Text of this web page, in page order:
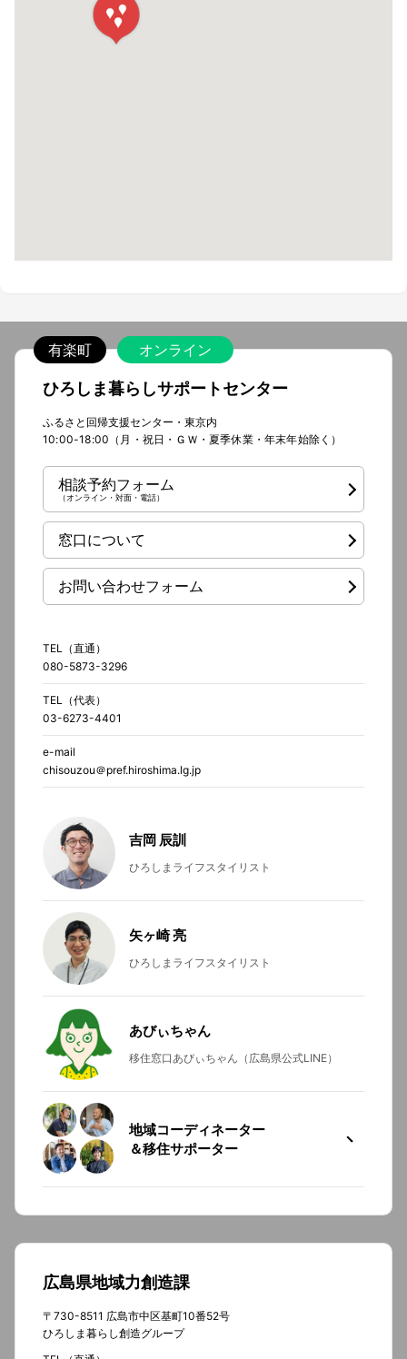
有楽町 オンライン
ひろしま暮らしサポートセンター
ふるさと回帰支援センター・東京内
10:00-18:00（月・祝日・ＧＷ・夏季休業・年末年始除く）
相談予約フォーム
（オンライン・対面・電話）
窓口について
お問い合わせフォーム
TEL（直通）
080-5873-3296
TEL（代表）
03-6273-4401
e-mail
chisouzou＠pref.hiroshima.lg.jp
吉岡 辰訓
ひろしまライフスタイリスト
矢ヶ崎 亮
ひろしまライフスタイリスト
あびぃちゃん
移住窓口あびぃちゃん（広島県公式LINE）
地域コーディネーター
＆移住サポーター
広島県地域力創造課
〒730-8511 広島市中区基町10番52号
ひろしま暮らし創造グループ